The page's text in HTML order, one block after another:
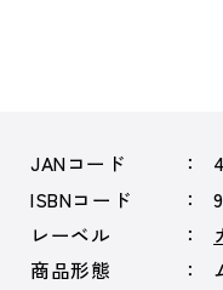
JANコード
ISBNコード
レーベル
商品形態